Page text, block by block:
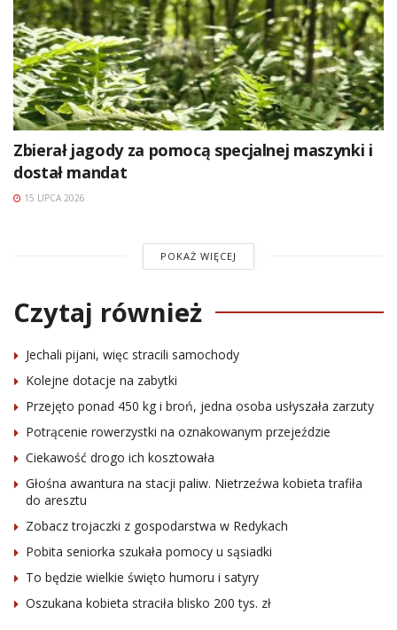
Zbierał jagody za pomocą specjalnej maszynki i
dostał mandat
15 LIPCA 2026
POKAŻ WIĘCEJ
Czytaj również
Jechali pijani, więc stracili samochody
Kolejne dotacje na zabytki
Przejęto ponad 450 kg i broń, jedna osoba usłyszała zarzuty
Potrącenie rowerzystki na oznakowanym przejeździe
Ciekawość drogo ich kosztowała
Głośna awantura na stacji paliw. Nietrzeźwa kobieta trafiła
do aresztu
Zobacz trojaczki z gospodarstwa w Redykach
Pobita seniorka szukała pomocy u sąsiadki
To będzie wielkie święto humoru i satyry
Oszukana kobieta straciła blisko 200 tys. zł